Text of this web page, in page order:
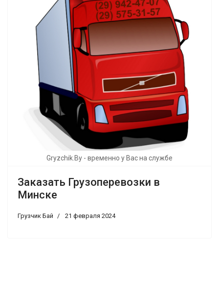
Gryzchik.By - временно у Вас на службе
Заказать Грузоперевозки в
Минске
Грузчик Бай 21 февраля 2024